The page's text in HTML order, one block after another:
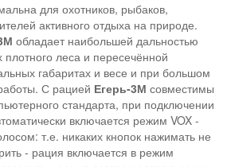
для охотников, рыбаков,
активного отдыха на природе.
обладает наибольшей дальностью
плотного леса и пересечённой
габаритах и весе и при большом
С рацией Егерь-3М совместимы
стандарта, при подключении
включается режим VOX -
т.е. никаких кнопок нажимать не
- рация включается в режим